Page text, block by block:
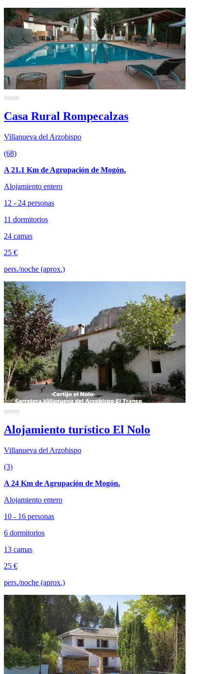
Casa Rural Rompecalzas
Villanueva del Arzobispo
(68)
A 21.1 Km de Agrupación de Mogón.
Alojamiento entero
12 - 24 personas
11 dormitorios
24 camas
25 €
pers./noche (aprox.)
Alojamiento turístico El Nolo
Villanueva del Arzobispo
(3)
A 24 Km de Agrupación de Mogón.
Alojamiento entero
10 - 16 personas
6 dormitorios
13 camas
25 €
pers./noche (aprox.)